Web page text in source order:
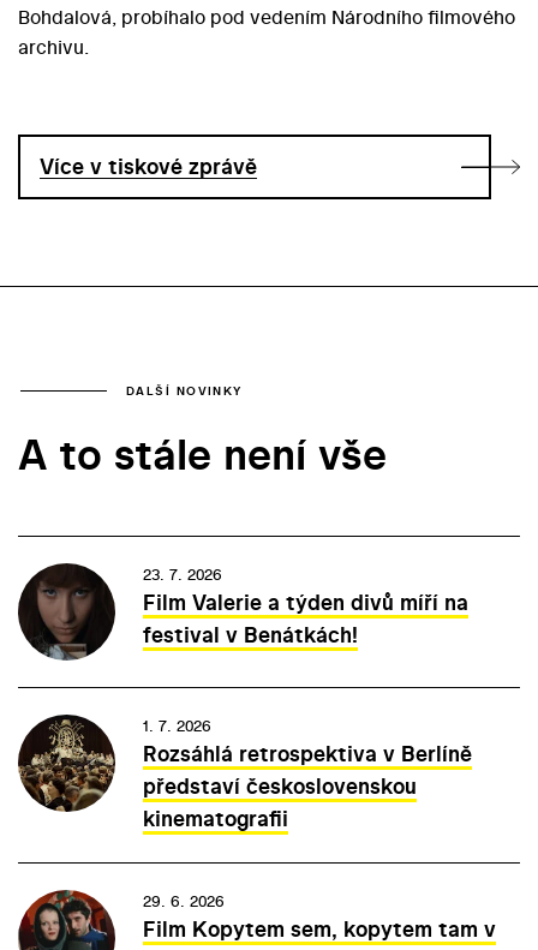
Bohdalová, probíhalo pod vedením Národního filmového
archivu.
Více v tiskové zprávě
DALŠÍ NOVINKY
A to stále není vše
23. 7. 2026
Film Valerie a týden divů míří na
festival v Benátkách!
1. 7. 2026
Rozsáhlá retrospektiva v Berlíně
představí československou
kinematografii
29. 6. 2026
Film Kopytem sem, kopytem tam v